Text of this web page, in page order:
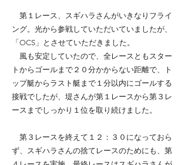
第１レース、スギハラさんがいきなりフライ
ング。光から参戦していただいていましたが、
「OCS」とさせていただきました。
風も安定していたので、全レースともスター
トからゴールまで２０分かからない距離で、ト
ップ艇からラスト艇まで１分以内にゴールする
接戦でしたが、堤さんが第１レースから第３レ
ースまでしっかり１位を取り続けました。
第３レースを終えて１２：３０になっておら
ず、スギハラさんの捨てレースのためにも、第